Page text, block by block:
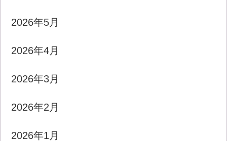
2026年5月
2026年4月
2026年3月
2026年2月
2026年1月